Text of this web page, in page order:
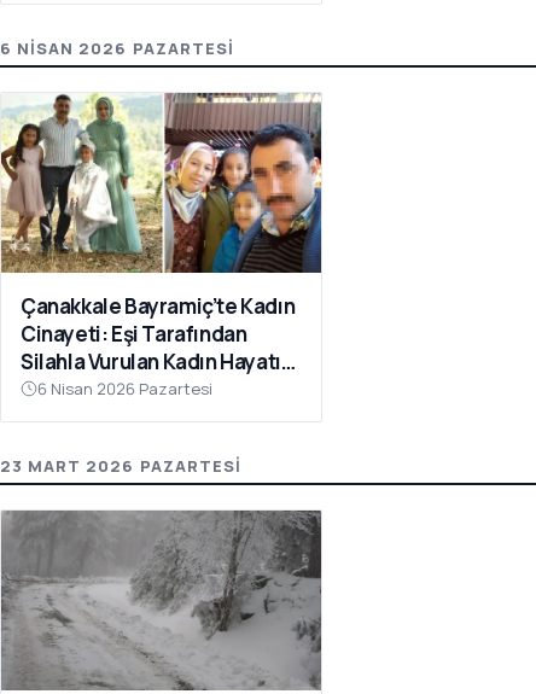
6 NISAN 2026 PAZARTESI
Çanakkale Bayramiç’te Kadın
Cinayeti: Eşi Tarafından
Silahla Vurulan Kadın Hayatını
Kaybetti
6 Nisan 2026 Pazartesi
23 MART 2026 PAZARTESI